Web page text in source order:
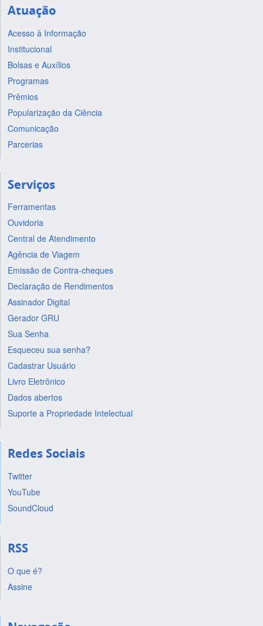
Atuação
Acesso à Informação
Institucional
Bolsas e Auxílios
Programas
Prêmios
Popularização da Ciência
Comunicação
Parcerias
Serviços
Ferramentas
Ouvidoria
Central de Atendimento
Agência de Viagem
Emissão de Contra-cheques
Declaração de Rendimentos
Assinador Digital
Gerador GRU
Sua Senha
Esqueceu sua senha?
Cadastrar Usuário
Livro Eletrônico
Dados abertos
Suporte a Propriedade Intelectual
Redes Sociais
Twitter
YouTube
SoundCloud
RSS
O que é?
Assine